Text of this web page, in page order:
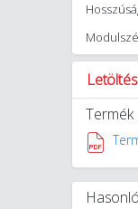
Letöltés